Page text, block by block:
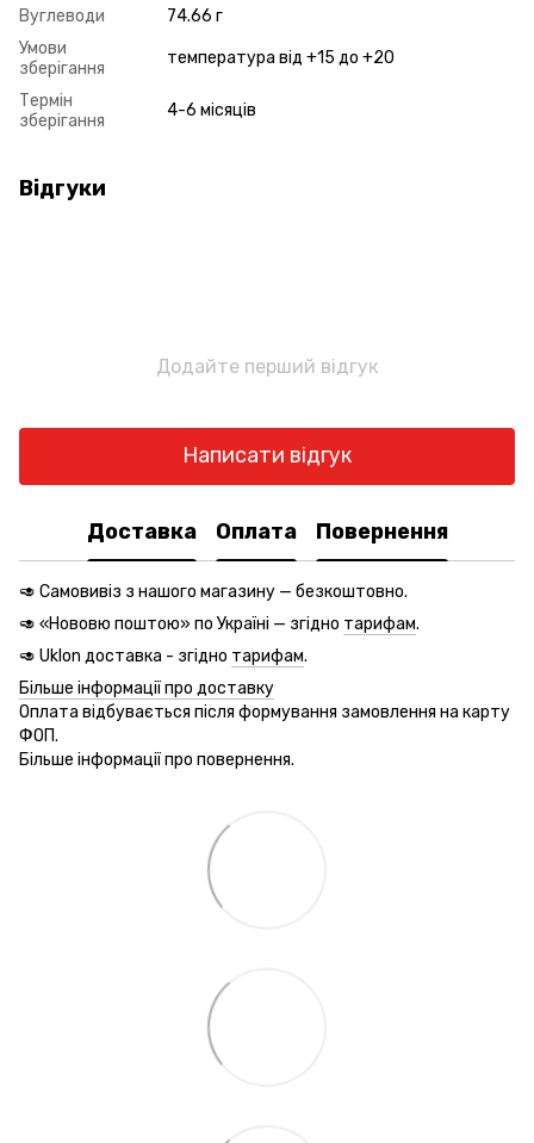
Вуглеводи
74.66 г
Умови
зберігання
температура від +15 до +20
Термін
зберігання
4-6 місяців
Відгуки
Додайте перший відгук
Написати відгук
Доставка Оплата Повернення
🥑 Самовивіз з нашого магазину — безкоштовно.
🥑 «Нововю поштою» по Україні — згідно тарифам.
🥑 Uklon доставка - згідно тарифам.
Більше інформації про доставку
Оплата відбувається після формування замовлення на карту
ФОП.
Більше інформації про повернення.